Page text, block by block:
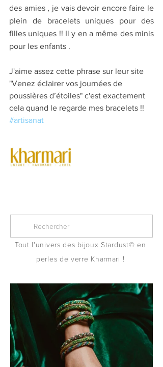
des amies , je vais devoir encore faire le
plein de bracelets uniques pour des
filles uniques !! Il y en a même des minis
pour les enfants .
J'aime assez cette phrase sur leur site
"Venez éclairer vos journées de
poussières d’étoiles" c'est exactement
cela quand le regarde mes bracelets !!
#artisanat